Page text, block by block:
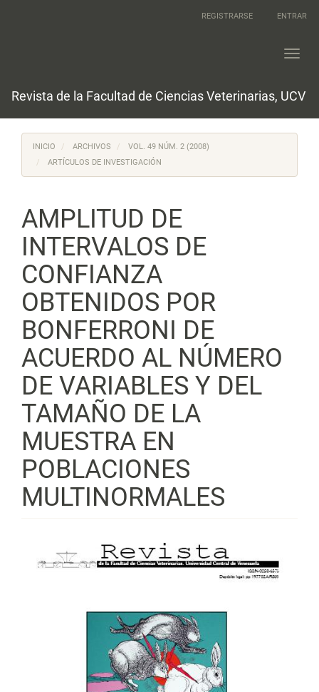
REGISTRARSE ENTRAR
Revista de la Facultad de Ciencias Veterinarias, UCV
INICIO ARCHIVOS
VOL. 49 NÚM. 2 (2008)
ARTÍCULOS DE INVESTIGACIÓN
AMPLITUD DE
INTERVALOS DE
CONFIANZA
OBTENIDOS POR
BONFERRONI DE
ACUERDO AL NÚMERO
DE VARIABLES Y DEL
TAMAÑO DE LA
MUESTRA EN
POBLACIONES
MULTINORMALES
Barra
lateral
artículo